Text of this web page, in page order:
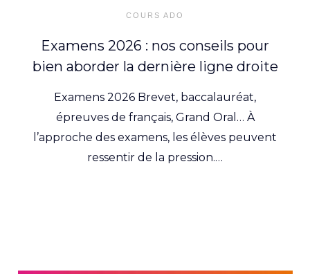
COURS ADO
Examens 2026 : nos conseils pour
bien aborder la dernière ligne droite
Examens 2026 Brevet, baccalauréat,
épreuves de français, Grand Oral… À
l’approche des examens, les élèves peuvent
ressentir de la pression.…